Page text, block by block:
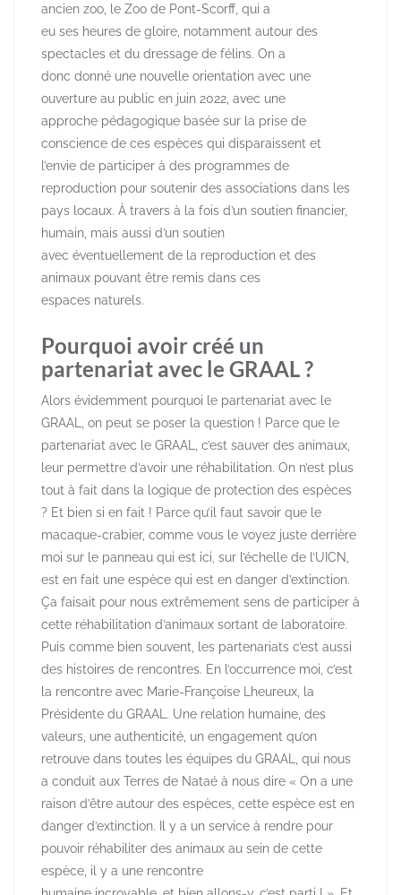
ancien zoo, le Zoo de Pont-Scorff, qui a
eu ses heures de gloire, notamment autour des
spectacles et du dressage de félins. On a
donc donné une nouvelle orientation avec une
ouverture au public en juin 2022, avec une
approche pédagogique basée sur la prise de
conscience de ces espèces qui disparaissent et
l’envie de participer à des programmes de
reproduction pour soutenir des associations dans les
pays locaux. À travers à la fois d’un soutien financier,
humain, mais aussi d’un soutien
avec éventuellement de la reproduction et des
animaux pouvant être remis dans ces
espaces naturels.
Pourquoi avoir créé un
partenariat avec le GRAAL ?
Alors évidemment pourquoi le partenariat avec le
GRAAL, on peut se poser la question ! Parce que le
partenariat avec le GRAAL, c’est sauver des animaux,
leur permettre d’avoir une réhabilitation. On n’est plus
tout à fait dans la logique de protection des espèces
? Et bien si en fait ! Parce qu’il faut savoir que le
macaque-crabier, comme vous le voyez juste derrière
moi sur le panneau qui est ici, sur l’échelle de l’UICN,
est en fait une espèce qui est en danger d’extinction.
Ça faisait pour nous extrêmement sens de participer à
cette réhabilitation d’animaux sortant de laboratoire.
Puis comme bien souvent, les partenariats c’est aussi
des histoires de rencontres. En l’occurrence moi, c’est
la rencontre avec Marie-Françoise Lheureux, la
Présidente du GRAAL. Une relation humaine, des
valeurs, une authenticité, un engagement qu’on
retrouve dans toutes les équipes du GRAAL, qui nous
a conduit aux Terres de Nataé à nous dire « On a une
raison d’être autour des espèces, cette espèce est en
danger d’extinction. Il y a un service à rendre pour
pouvoir réhabiliter des animaux au sein de cette
espèce, il y a une rencontre